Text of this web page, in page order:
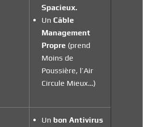
Spacieux.
Un Câble
Management
Propre (prend
Moins de
Poussière, l’Air
Circule Mieux…)
Un bon Antivirus